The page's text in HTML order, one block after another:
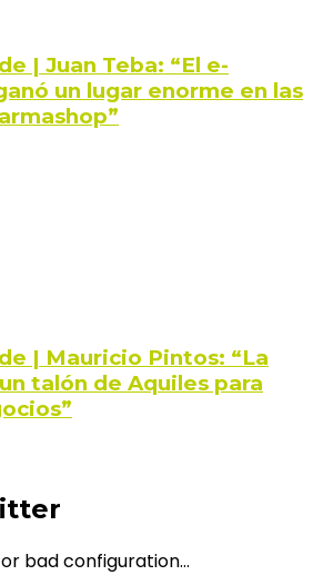
| Juan Teba: “El e-
un lugar enorme en las
| Mauricio Pintos: “La
talón de Aquiles para
bad configuration...